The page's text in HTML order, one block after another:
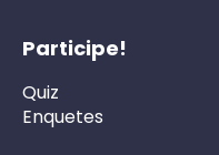
Participe!
Quiz
Enquetes